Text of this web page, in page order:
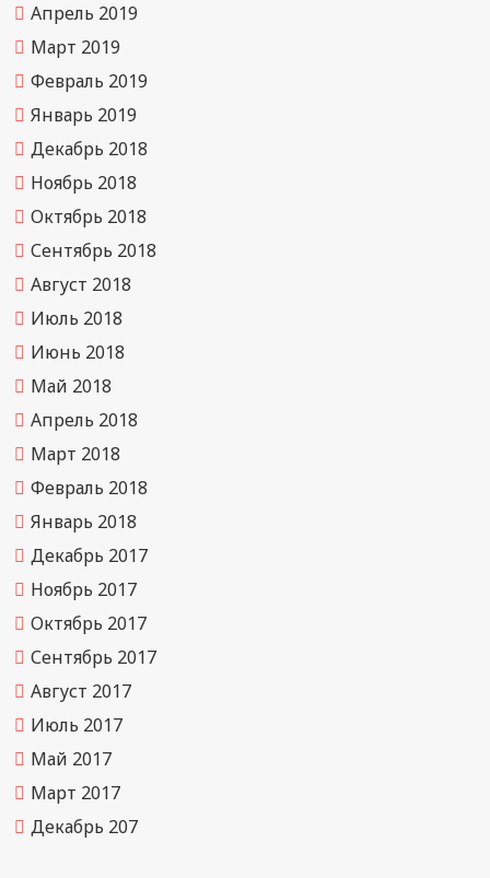
Апрель 2019
Март 2019
Февраль 2019
Январь 2019
Декабрь 2018
Ноябрь 2018
Октябрь 2018
Сентябрь 2018
Август 2018
Июль 2018
Июнь 2018
Май 2018
Апрель 2018
Март 2018
Февраль 2018
Январь 2018
Декабрь 2017
Ноябрь 2017
Октябрь 2017
Сентябрь 2017
Август 2017
Июль 2017
Май 2017
Март 2017
Декабрь 207